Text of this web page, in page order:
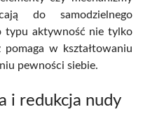
do samodzielnego
typu aktywność nie tylko
w kształtowaniu
pewności siebie.
i redukcja nudy